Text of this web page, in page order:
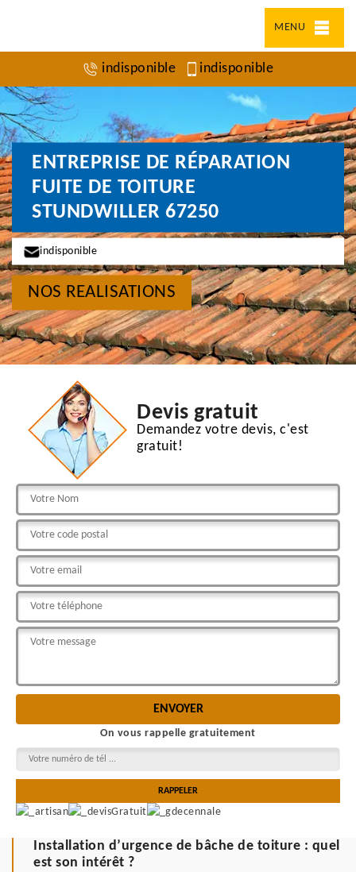
MENU
indisponible indisponible
ENTREPRISE DE RÉPARATION
FUITE DE TOITURE
STUNDWILLER 67250
indisponible
NOS REALISATIONS
Devis gratuit
Demandez votre devis, c'est
gratuit!
On vous rappelle gratuitement
Installation d’urgence de bâche de toiture : quel
est son intérêt ?